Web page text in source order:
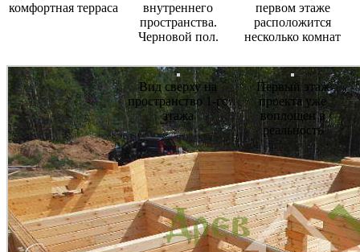
комфортная терраса
внутреннего
пространства.
Черновой пол.
первом этаже
расположится
несколько комнат
Вид сверху на
пространство 1-го
этажа
Первый этаж
проекта уже
воплощен в
реальность